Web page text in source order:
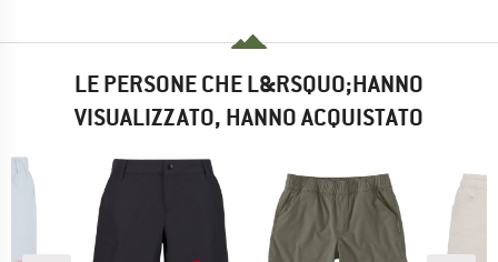
LE PERSONE CHE L&RSQUO;HANNO
VISUALIZZATO, HANNO ACQUISTATO